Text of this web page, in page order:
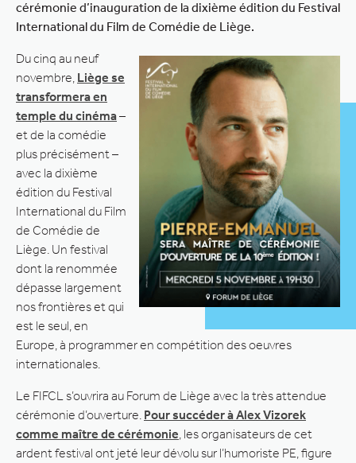
cérémonie d’inauguration de la dixième édition du Festival
International du Film de Comédie de Liège.
Du cinq au neuf
novembre, Liège se
transformera en
temple du cinéma–
et de la comédie
plus précisément –
avec la dixième
édition du Festival
International du Film
de Comédie de
Liège. Un festival
dont la renommée
dépasse largement
nos frontières et qui
est le seul, en
Europe, à programmer en compétition des oeuvres
internationales.
Le FIFCL s’ouvrira au Forum de Liège avec la très attendue
cérémonie d’ouverture. Pour succéder à Alex Vizorek
comme maître de cérémonie , les organisateurs de cet
ardent festival ont jeté leur dévolu sur l’humoriste PE, figure